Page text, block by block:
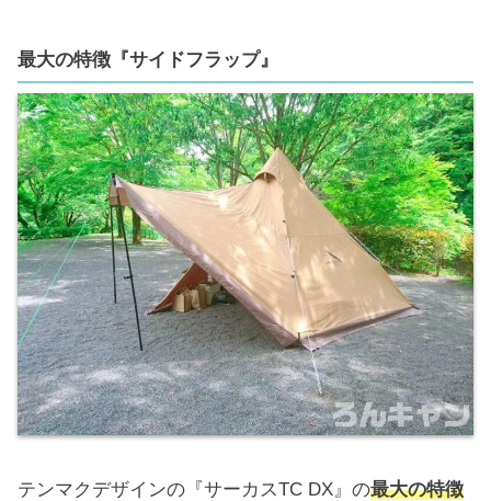
最大の特徴『サイドフラップ』
テンマクデザインの『サーカスTC DX』の最大の特徴